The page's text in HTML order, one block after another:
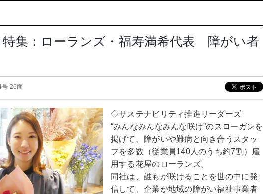
集：ローランズ・福寿満希代表 障がい者
26面
◇サステナビリティ推進リーダーズ
“みんなみんなみんな咲け”のスローガンを
掲げて、障がいや難病と向き合うスタッ
フを多数（従業員140人のうち約7割）雇
用する花屋のローランズ。
同社は、誰もが咲けることを世の中に発
信して、企業が地域の障がい福祉事業者